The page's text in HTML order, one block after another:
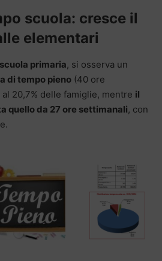
scuola: cresce il
elementari
scuola primaria, si osserva un
di tempo pieno (40 ore
20,7% delle famiglie, mentre il
quello da 27 ore settimanali, con